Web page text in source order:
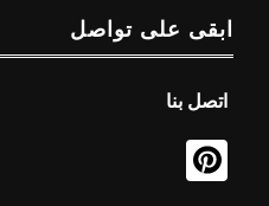
ابقى على تواصل
اتصل بنا